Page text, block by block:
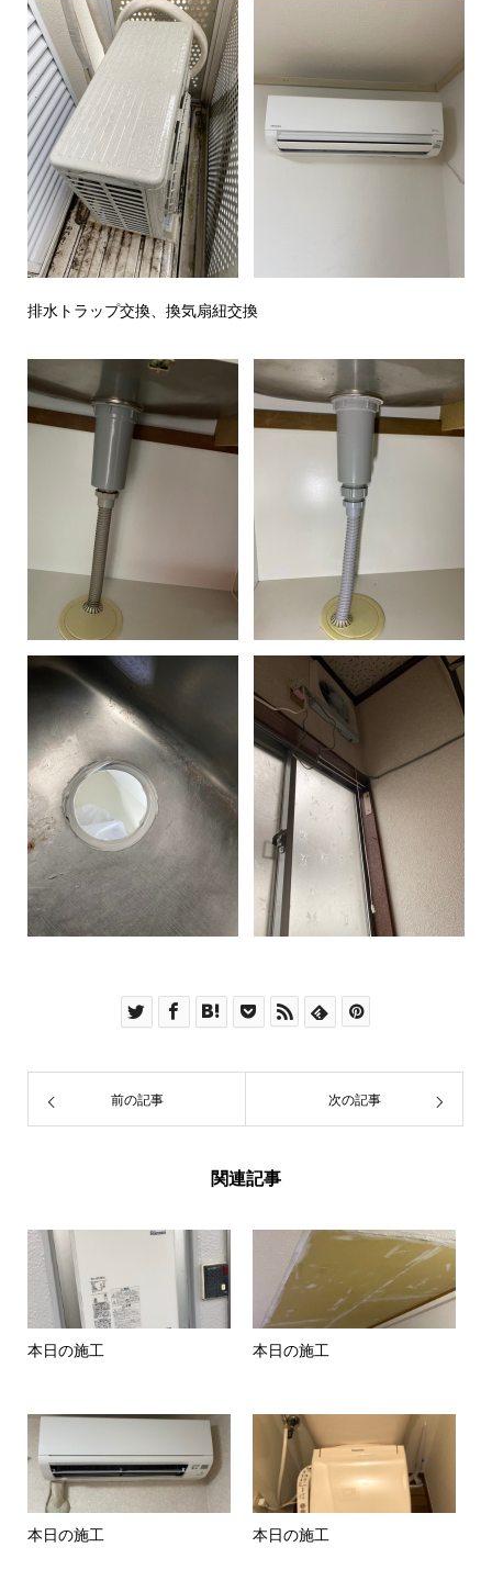
排水トラップ交換、換気扇紐交換
前の記事 次の記事
関連記事
本日の施工 本日の施工
本日の施工 本日の施工